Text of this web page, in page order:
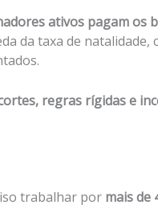
ativos pagam os
da taxa de natalidade,
regras rígidas e
trabalhar por mais de